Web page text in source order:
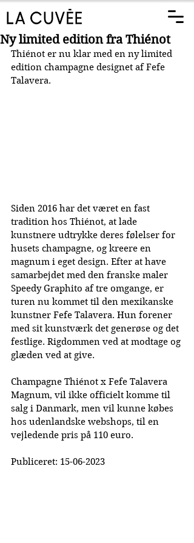
Ny limited edition fra Thiénot
Thiénot er nu klar med en ny limited
edition champagne designet af Fefe
Talavera.
Siden 2016 har det været en fast
tradition hos Thiénot, at lade
kunstnere udtrykke deres følelser for
husets champagne, og kreere en
magnum i eget design. Efter at have
samarbejdet med den franske maler
Speedy Graphito af tre omgange, er
turen nu kommet til den mexikanske
kunstner Fefe Talavera. Hun forener
med sit kunstværk det generøse og det
festlige. Rigdommen ved at modtage og
glæden ved at give.
Champagne Thiénot x Fefe Talavera
Magnum, vil ikke officielt komme til
salg i Danmark, men vil kunne købes
hos udenlandske webshops, til en
vejledende pris på 110 euro.
Publiceret: 15-06-2023